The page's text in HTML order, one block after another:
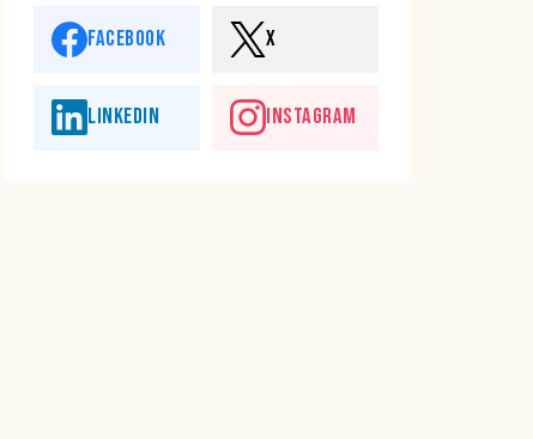
FACEBOOK X
LINKEDIN INSTAGRAM